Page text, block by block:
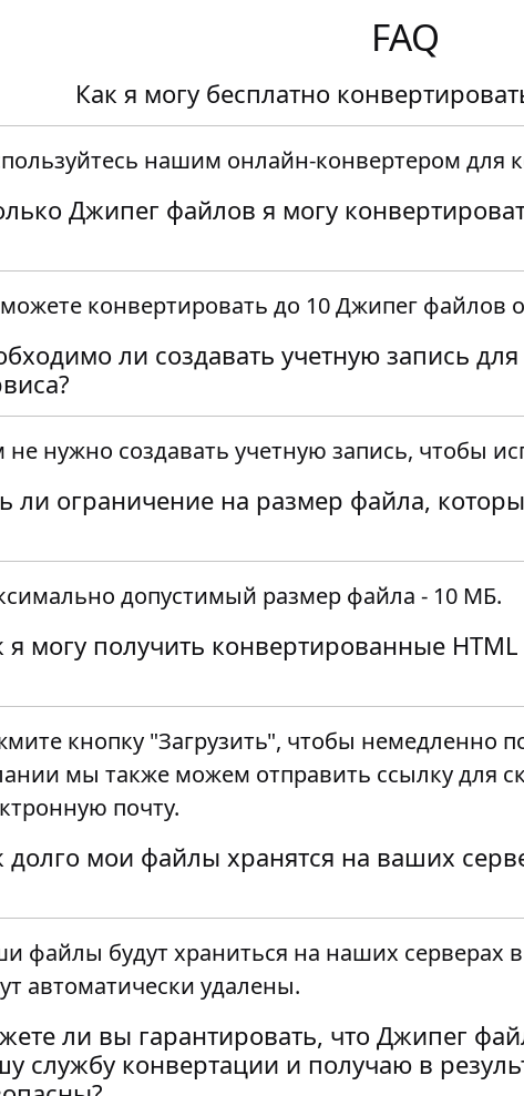
FAQ
Как я могу бесплатно
нашим онлайн-конвертером для
Джипег файлов я могу
конвертировать до 10 Джипег файлов
ли создавать учетную запись
не нужно создавать учетную запись, чтобы
ли ограничение на размер файла,
допустимый размер файла - 10 МБ.
я могу получить конвертированные
кнопку "Загрузить", чтобы немедленно
мы также можем отправить ссылку для
почту.
долго мои файлы хранятся на ваших
файлы будут храниться на наших серверах в
автоматически удалены.
ли вы гарантировать, что Джипег
службу конвертации и получаю в